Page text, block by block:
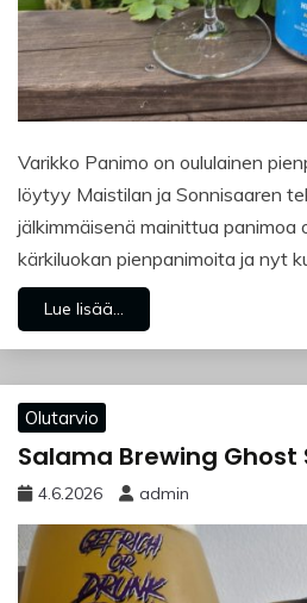
Varikko Panimo on oululainen
löytyy Maistilan ja Sonnisaaren
jälkimmäisenä mainittua panimoa
kärkiluokan pienpanimoita ja nyt
Lue lisää...
Olutarvio
Salama Brewing Ghost
4.6.2026 admin